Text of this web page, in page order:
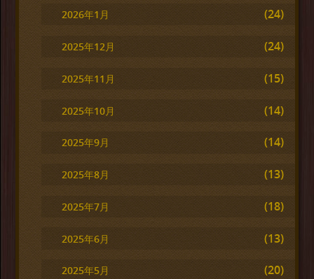
2026年1月 (24)
2025年12月 (24)
2025年11月 (15)
2025年10月 (14)
2025年9月 (14)
2025年8月 (13)
2025年7月 (18)
2025年6月 (13)
2025年5月 (20)